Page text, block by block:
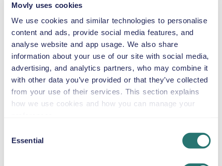
Movly uses cookies
We use cookies and similar technologies to personalise
content and ads, provide social media features, and
analyse website and app usage. We also share
information about your use of our site with social media,
advertising, and analytics partners, who may combine it
with other data you’ve provided or that they’ve collected
from your use of their services. This section explains
how we use cookies and how you can manage your
Selection
Essential
BABYBILSTOL
2,5–13 kg
SMÅBARNSSTOL
9–18 kg
BELTESTOL